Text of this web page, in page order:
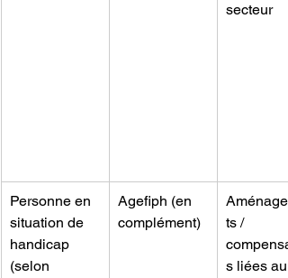
secteur
Personne en
situation de
handicap
(selon
Agefiph (en
complément)
ts /
s liées au